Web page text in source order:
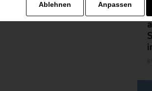
Ablehnen Anpassen